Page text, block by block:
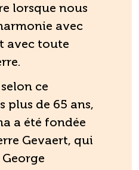
lorsque nous
avec
avec toute
ce
plus de 65 ans,
a été fondée
Gevaert, qui